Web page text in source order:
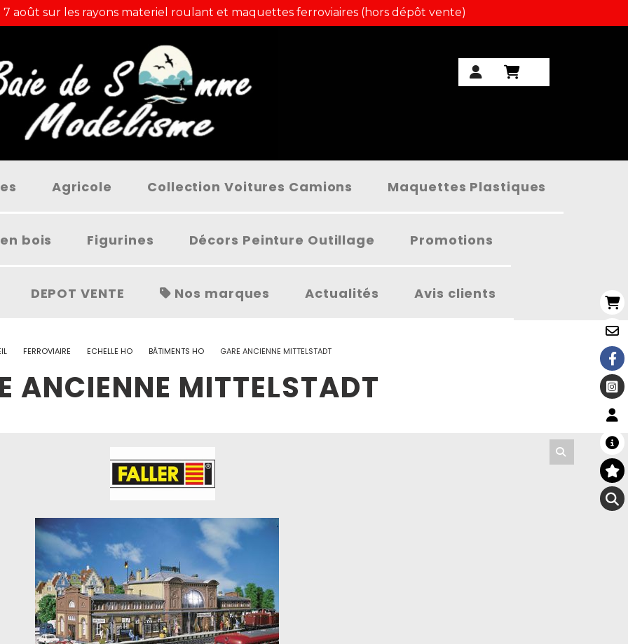
7 août sur les rayons materiel roulant et maquettes ferroviaires (hors dépôt vente)
Agricole Collection Voitures Camions Maquettes Plastiques
bois Figurines Décors Peinture Outillage Promotions
DEPOT VENTE Nos marques Actualités Avis clients
FERROVIAIRE ECHELLE HO BÂTIMENTS HO GARE ANCIENNE MITTELSTADT
ANCIENNE MITTELSTADT